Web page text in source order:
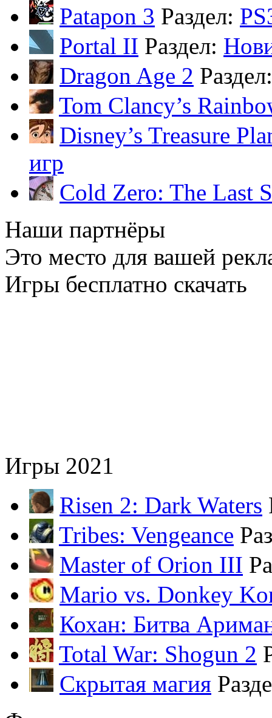
Patapon 3 Раздел:
Portal II Раздел:
Dragon Age 2
Tom Clancy’s
Disney’s Treasure
игр
Cold Zero: The Last
Наши партнёры
Это место для вашей
Игры бесплатно скачать
Игры 2021
Risen 2: Dark Waters
Tribes: Vengeance
Master of Orion III
Mario vs. Donkey
Кохан: Битва
Total War: Shogun 2
Скрытая магия